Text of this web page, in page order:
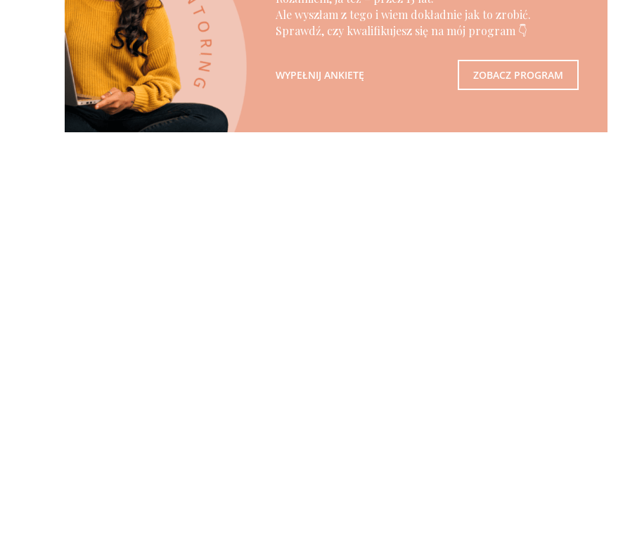
Ale wyszłam z tego i wiem dokładnie jak to zrobić.
Sprawdź, czy kwalifikujesz się na mój program 👇
WYPEŁNIJ ANKIETĘ ZOBACZ PROGRAM